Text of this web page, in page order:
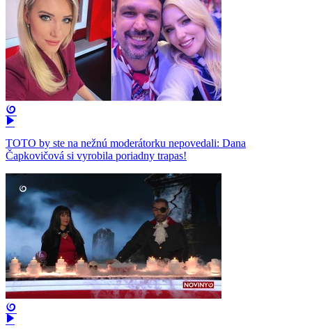
TOTO by ste na nežnú moderátorku nepovedali: Dana
Čapkovičová si vyrobila poriadny trapas!